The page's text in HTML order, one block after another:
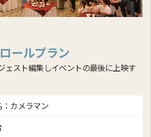
ールプラン
ェスト編集しイベントの最後に上映す
：カメラマン